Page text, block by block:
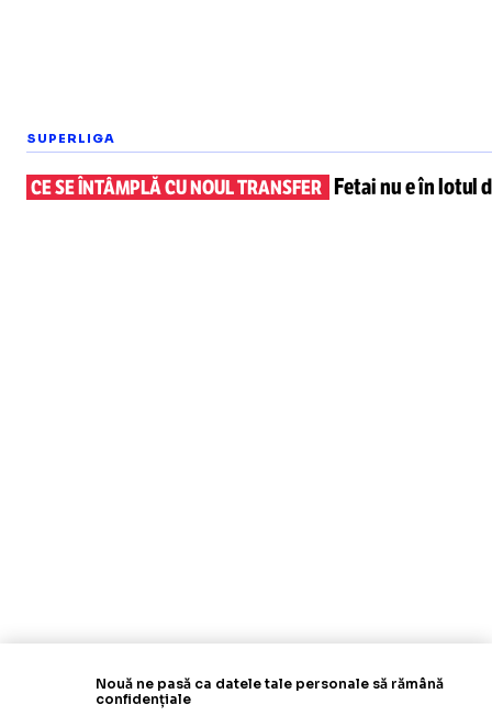
SUPERLIGA
CE SE ÎNTÂMPLĂ CU NOUL TRANSFER Fetai nu e în lotul
Nouă ne pasă ca datele tale personale să rămână
confidențiale